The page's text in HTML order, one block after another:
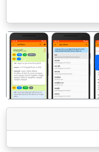
पिछला